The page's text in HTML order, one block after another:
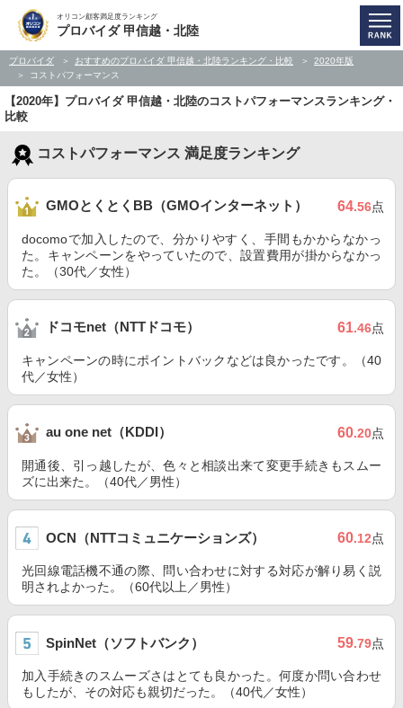
オリコン顧客満足度ランキング
プロバイダ 甲信越・北陸
プロバイダ おすすめのプロバイダ 甲信越・北陸ランキング・比較
2020年版
コストパフォーマンス
【2020年】プロバイダ 甲信越・北陸のコストパフォーマンスランキング・
比較
コストパフォーマンス 満足度ランキング
GMOとくとくBB（GMOインターネット） 64.56点
docomoで加入したので、分かりやすく、手間もかからなかっ
た。キャンペーンをやっていたので、設置費用が掛からなかっ
た。（30代／女性）
ドコモnet（NTTドコモ） 61.46点
キャンペーンの時にポイントバックなどは良かったです。（40
代／女性）
au one net（KDDI） 60.20点
開通後、引っ越したが、色々と相談出来て変更手続きもスムー
ズに出来た。（40代／男性）
OCN（NTTコミュニケーションズ） 60.12点
光回線電話機不通の際、問い合わせに対する対応が解り易く説
明されよかった。（60代以上／男性）
SpinNet（ソフトバンク） 59.79点
加入手続きのスムーズさはとても良かった。何度か問い合わせ
もしたが、その対応も親切だった。（40代／女性）